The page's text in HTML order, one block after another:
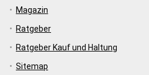
Magazin
Ratgeber
Ratgeber Kauf und Haltung
Sitemap